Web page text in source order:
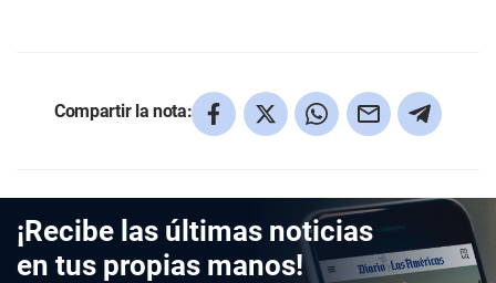
Compartir la nota:
¡Recibe las últimas noticias
en tus propias manos!